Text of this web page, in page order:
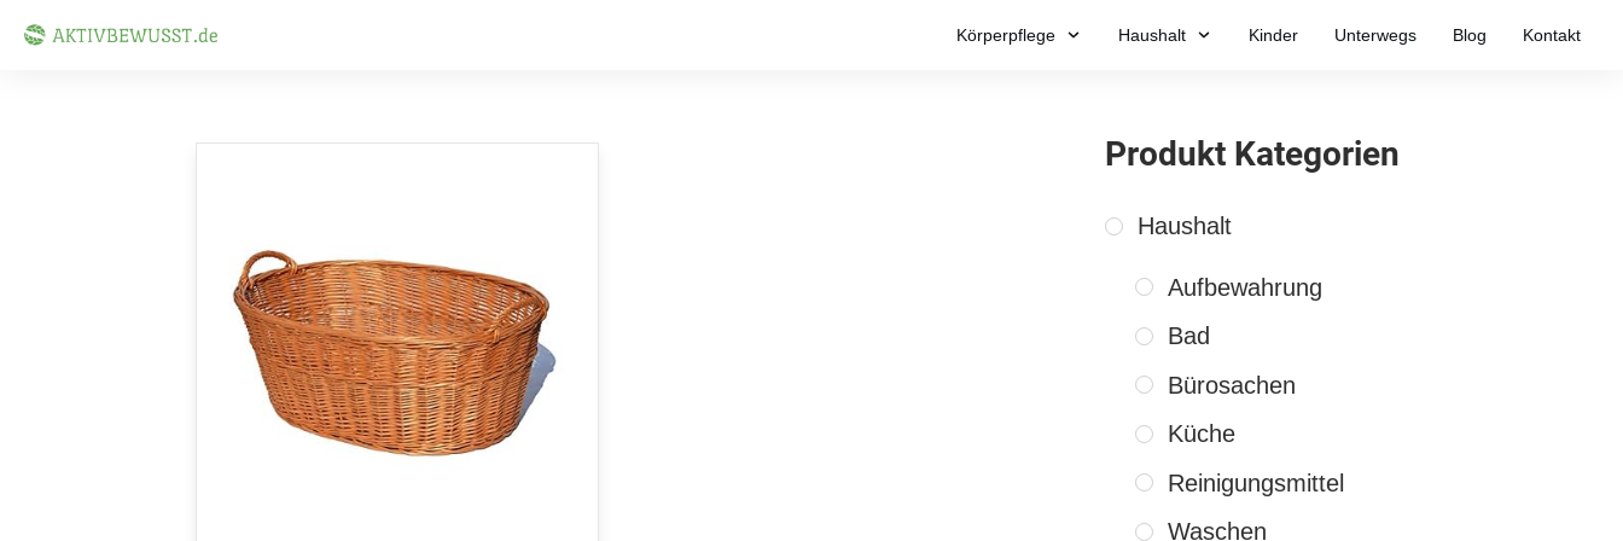
Körperpflege Haushalt Kinder Unterwegs Blog Kontakt
Produkt Kategorien
Haushalt
Aufbewahrung
Bad
Bürosachen
Küche
Reinigungsmittel
Waschen